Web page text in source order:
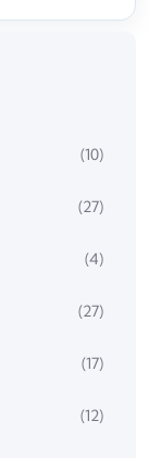
(10)
(27)
(4)
(27)
(17)
(12)